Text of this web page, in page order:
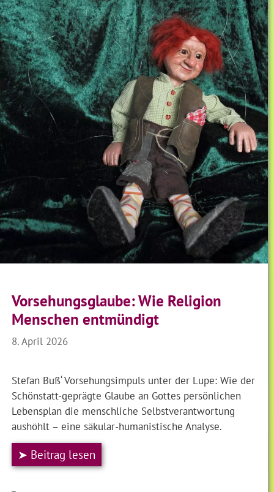
Vorsehungsglaube: Wie Religion
Menschen entmündigt
8. April 2026
Stefan Buß‘ Vorsehungsimpuls unter der Lupe: Wie der
Schönstatt-geprägte Glaube an Gottes persönlichen
Lebensplan die menschliche Selbstverantwortung
aushöhlt – eine säkular-humanistische Analyse.
➤ Beitrag lesen